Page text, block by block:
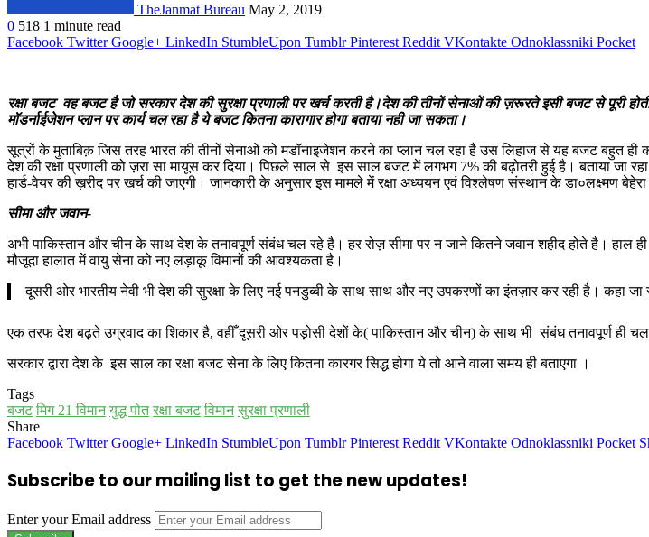
TheJanmat Bureau May 2, 2019
0 518 1 minute read
Facebook Twitter Google+ LinkedIn StumbleUpon Tumblr Pinterest Reddit VKontakte Odnoklassniki Pocket
रक्षा बजट वह बजट है जो सरकार देश की सुरक्षा प्रणाली पर खर्च करती है।देश की तीनों सेनाओं की ज़रूरते इसी बजट से पूरी
मॉडर्नाईजेशन प्लान पर कार्य चल रहा है ये बजट कितना कारागार होगा बताया नही जा सकता।
सूत्रों के मुताबिक़ जिस तरह भारत की तीनों सेनाओं को मडॉनाइजेशन करने का प्लान चल रहा है उस लिहाज से यह बजट बहुत ही
देश की रक्षा प्रणाली को ज़रा सा मायूस कर दिया। पिछले साल से इस साल बजट में लगभग 7% की बढ़ोतरी हुई है। बताया जा
हार्ड-वेयर की ख़रीद पर खर्च की जाएगी। जानकारी के अनुसार इस मामले में रक्षा अध्ययन एवं विश्लेषण संस्थान के डा०लक्ष्मण
सीमा और जवान-
अभी पाकिस्तान और चीन के साथ देश के तनावपूर्ण संबंध चल रहे है। हर रोज़ सीमा पर न जाने कितने जवान शहीद होते है। हाल
मौजूदा हालात में वायु सेना को नए लड़ाकू विमानों की आवश्यकता है।
दूसरी ओर भारतीय नेवी भी देश की सुरक्षा के लिए नई पनडुब्बी के साथ साथ और नए उपकरणों का इंतज़ार कर रही है। कहा
एक तरफ देश बढ़ते उग्रवाद का शिकार है, वहीँ दूसरी ओर पड़ोसी देशों के( पाकिस्तान और चीन) के साथ भी संबंध तनावपूर्ण ही
सरकार द्वारा देश के इस साल का रक्षा बजट सेना के लिए कितना कारगर सिद्ध होगा ये तो आने वाला समय ही बताएगा ।
Tags
बजट मिग 21 विमान युद्ध पोत रक्षा बजट विमान सुरक्षा प्रणाली
Share
Facebook Twitter Google+ LinkedIn StumbleUpon Tumblr Pinterest Reddit VKontakte Odnoklassniki Pocket
Subscribe to our mailing list to get the new updates!
Enter your Email address